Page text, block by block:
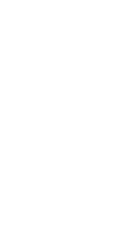
En 2023 fue
premio de las
recaído en otro
Premio Planeta,